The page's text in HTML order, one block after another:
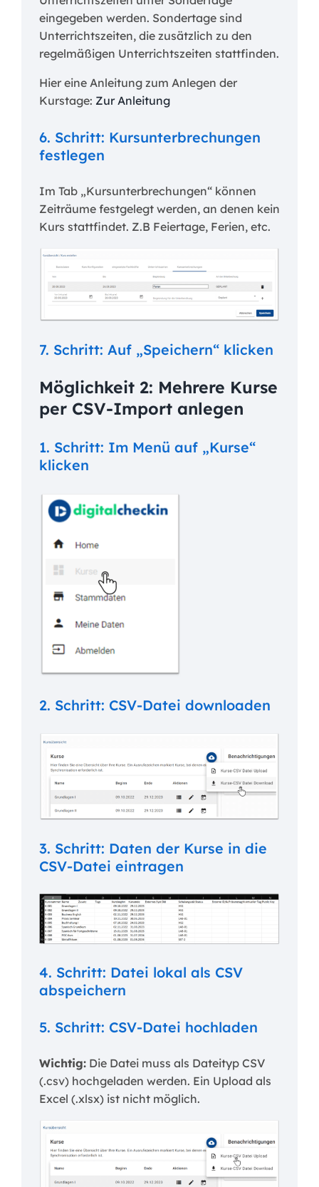
eingegeben werden. Sondertage sind
Unterrichtszeiten, die zusätzlich zu den
regelmäßigen Unterrichtszeiten stattfinden.
Hier eine Anleitung zum Anlegen der
Kurstage: Zur Anleitung
6. Schritt: Kursunterbrechungen
festlegen
Im Tab „Kursunterbrechungen“ können
Zeiträume festgelegt werden, an denen kein
Kurs stattfindet. Z.B Feiertage, Ferien, etc.
7. Schritt: Auf „Speichern“ klicken
Möglichkeit 2: Mehrere Kurse
per CSV-Import anlegen
1. Schritt: Im Menü auf „Kurse“
klicken
2. Schritt: CSV-Datei downloaden
3. Schritt: Daten der Kurse in die
CSV-Datei eintragen
4. Schritt: Datei lokal als CSV
abspeichern
5. Schritt: CSV-Datei hochladen
Wichtig: Die Datei muss als Dateityp CSV
(.csv) hochgeladen werden. Ein Upload als
Excel (.xlsx) ist nicht möglich.